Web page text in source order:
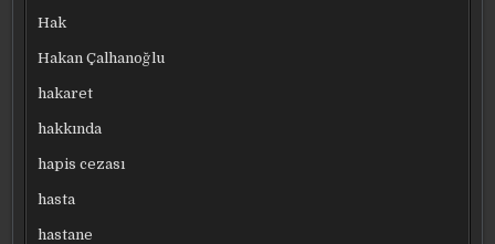
Hak
Hakan Çalhanoğlu
hakaret
hakkında
hapis cezası
hasta
hastane